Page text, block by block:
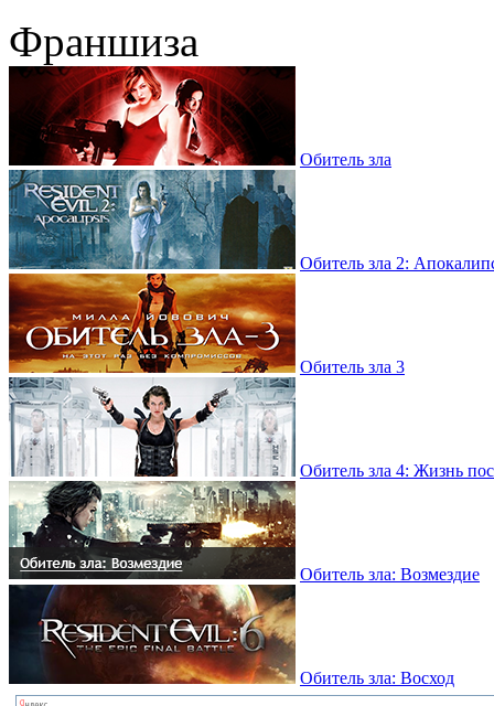
Франшиза
Обитель зла
Обитель зла 2:
Обитель зла 3
Обитель зла 4: Жизнь
Обитель зла: Возмездие
Обитель зла: Восход